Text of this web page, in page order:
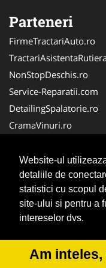
Website-ul
detaliile de
statistici cu scopul
site-ului si pentru a
intereselor dvs.
Am
Parteneri
FirmeTractariAuto.ro
NonStopDeschis.ro
Service-Reparatii.com
DetailingSpalatorie.ro
CramaVinuri.ro
FirmaPieseAuto.ro
Anvelope-Sh.com
CentruInchirieri.ro
CuratareHota.com